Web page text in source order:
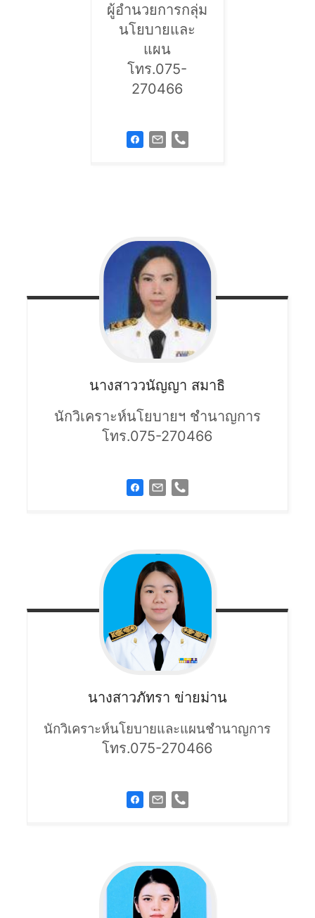
ผู้อำนวยการกลุ่ม
นโยบายและ
แผน
โทร.075-
270466
นางสาววนัญญา สมาธิ
นักวิเคราะห์นโยบายฯ ชำนาญการ
โทร.075-270466
นางสาวภัทรา ข่ายม่าน
นักวิเคราะห์นโยบายและแผนชำนาญการ
โทร.075-270466